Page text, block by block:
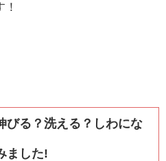
びる？洗える？しわにな
ました!